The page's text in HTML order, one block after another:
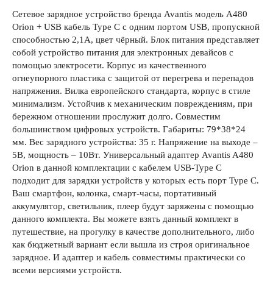
Сетевое зарядное устройство бренда Avantis модель А480
Orion + USB кабель Type C с одним портом USB, пропускной
способностью 2,1А, цвет чёрный. Блок питания представляет
собой устройство питания для электронных девайсов с
помощью электросети. Корпус из качественного
огнеупорного пластика с защитой от перегрева и перепадов
напряжения. Вилка европейского стандарта, корпус в стиле
минимализм. Устойчив к механическим повреждениям, при
бережном отношении прослужит долго. Совместим
большинством цифровых устройств. Габариты: 79*38*24
мм. Вес зарядного устройства: 35 г. Напряжение на выходе –
5В, мощность – 10Вт. Универсальный адаптер Avantis A480
Orion в данной комплектации с кабелем USB-Type C
подходит для зарядки устройств у которых есть порт Type C.
Ваш смартфон, колонка, смарт-часы, портативный
аккумулятор, светильник, плеер будут заряжены с помощью
данного комплекта. Вы можете взять данный комплект в
путешествие, на прогулку в качестве дополнительного, либо
как бюджетный вариант если вышла из строя оригинальное
зарядное. И адаптер и кабель совместимы практически со
всеми версиями устройств.